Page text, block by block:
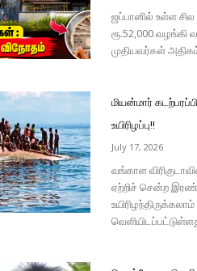
ஜப்பானில் உள்ள சில
ரூ.52,000 வழங்கி
முதியவர்கள்
மியன்மார்
உயிரிழப்பு!!
July 17, 2026
வங்காள
ஏற்றிச் சென்ற